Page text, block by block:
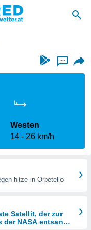
...
Westen
14
26 km/h
hitze in Orbetello
Satellit, der zur
der NASA entsandt